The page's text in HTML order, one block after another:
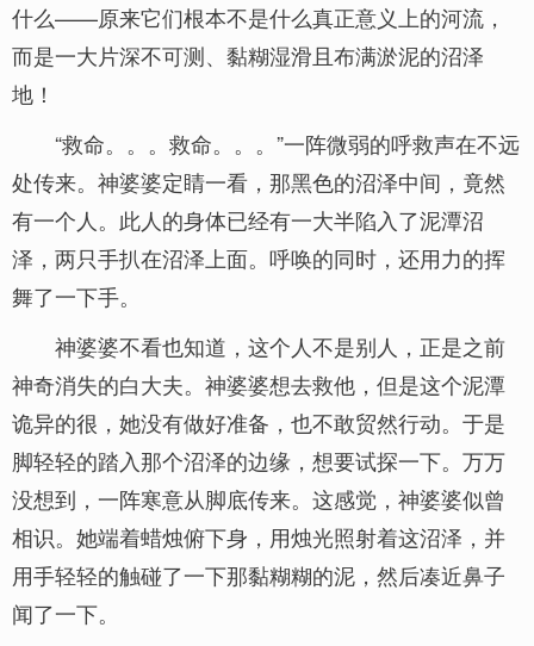
什么——原来它们根本不是什么真正意义上的河流，
而是一大片深不可测、黏糊湿滑且布满淤泥的沼泽
地！
“救命。。。救命。。。”一阵微弱的呼救声在不远
处传来。神婆婆定睛一看，那黑色的沼泽中间，竟然
有一个人。此人的身体已经有一大半陷入了泥潭沼
泽，两只手扒在沼泽上面。呼唤的同时，还用力的挥
舞了一下手。
神婆婆不看也知道，这个人不是别人，正是之前
神奇消失的白大夫。神婆婆想去救他，但是这个泥潭
诡异的很，她没有做好准备，也不敢贸然行动。于是
脚轻轻的踏入那个沼泽的边缘，想要试探一下。万万
没想到，一阵寒意从脚底传来。这感觉，神婆婆似曾
相识。她端着蜡烛俯下身，用烛光照射着这沼泽，并
用手轻轻的触碰了一下那黏糊糊的泥，然后凑近鼻子
闻了一下。